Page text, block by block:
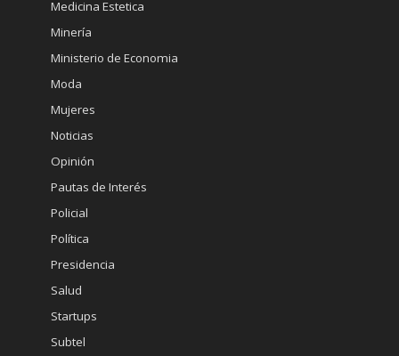
Medicina Estetica
Minería
Ministerio de Economia
Moda
Mujeres
Noticias
Opinión
Pautas de Interés
Policial
Política
Presidencia
Salud
Startups
Subtel